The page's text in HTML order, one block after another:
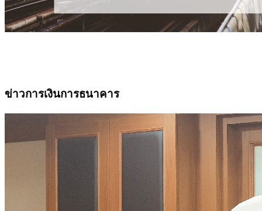
ข่าวการเงินการธนาคาร